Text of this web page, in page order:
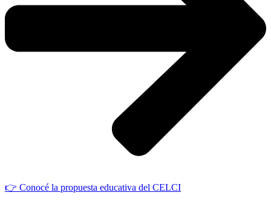
👉 Conocé la propuesta educativa del CELCI